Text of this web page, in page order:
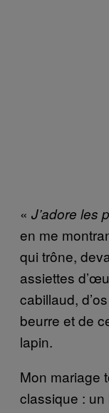
« J’adore les
en me
qui trône,
assiettes
cabillaud,
beurre et de
lapin.
Mon mariage
classique :